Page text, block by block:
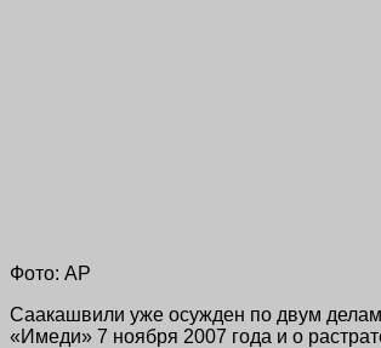
Фото: AP
Саакашвили уже осужден по двум
«Имеди» 7 ноября 2007 года и о